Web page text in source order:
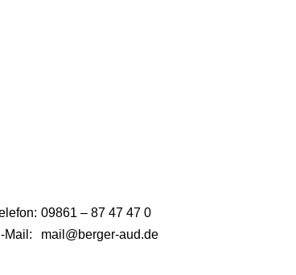
09861 – 87 47 47 0
Mail:
mail@berger-aud.de